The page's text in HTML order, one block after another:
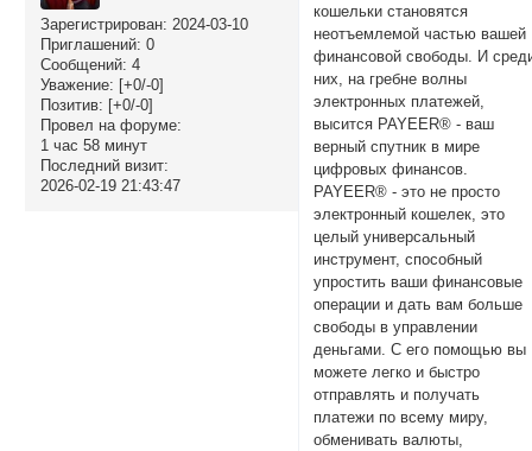
Зарегистрирован: 2024-03-10
Приглашений: 0
Сообщений: 4
Уважение: [+0/-0]
Позитив: [+0/-0]
Провел на форуме:
1 час 58 минут
Последний визит:
2026-02-19 21:43:47
кошельки становятся
неотъемлемой частью вашей
финансовой свободы. И
них, на гребне волны
электронных платежей,
высится PAYEER® - ваш
верный спутник в мире
цифровых финансов.
PAYEER® - это не просто
электронный кошелек, это
целый универсальный
инструмент, способный
упростить ваши финансовые
операции и дать вам больше
свободы в управлении
деньгами. С его помощью вы
можете легко и быстро
отправлять и получать
платежи по всему миру,
обменивать валюты,